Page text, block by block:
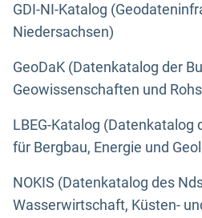
GDI-NI-Katalog
Niedersachsen)
GeoDaK (Datenkatalog der
Geowissenschaften und
LBEG-Katalog
für Bergbau, Energie und
NOKIS (Datenkatalog des
Wasserwirtschaft, Küsten-